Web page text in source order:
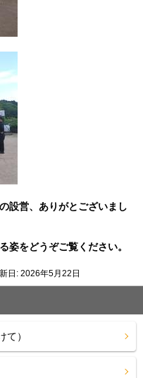
設営、ありがとございまし
姿をどうぞご覧ください。
日: 2026年5月22日
て）